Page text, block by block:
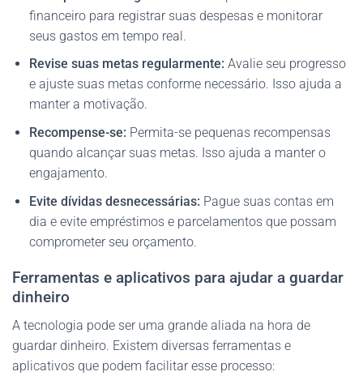
financeiro para registrar suas despesas e monitorar
seus gastos em tempo real.
Revise suas metas regularmente: Avalie seu progresso
e ajuste suas metas conforme necessário. Isso ajuda a
manter a motivação.
Recompense-se: Permita-se pequenas recompensas
quando alcançar suas metas. Isso ajuda a manter o
engajamento.
Evite dívidas desnecessárias: Pague suas contas em
dia e evite empréstimos e parcelamentos que possam
comprometer seu orçamento.
Ferramentas e aplicativos para ajudar a guardar
dinheiro
A tecnologia pode ser uma grande aliada na hora de
guardar dinheiro. Existem diversas ferramentas e
aplicativos que podem facilitar esse processo: